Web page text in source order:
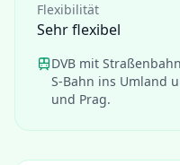
Flexibilität
Sehr flexibel
DVB mit
S-Bahn ins Umland
und Prag.